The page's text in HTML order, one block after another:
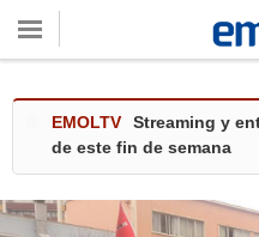
EMOLTV
Streaming y
de este fin de semana